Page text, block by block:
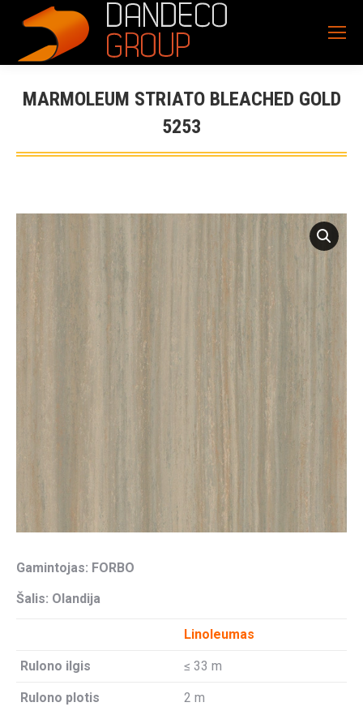
MARMOLEUM STRIATO BLEACHED GOLD
5253
Gamintojas: FORBO
Šalis: Olandija
Linoleumas
Rulono ilgis ≤ 33 m
Rulono plotis 2 m